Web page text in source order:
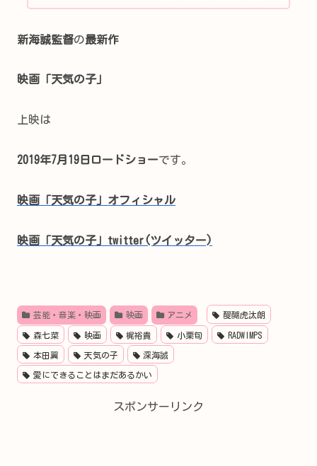
新海誠監督の最新作
映画「天気の子」
上映は
2019年7月19日ロードショーです。
映画「天気の子」オフィシャル
映画「天気の子」twitter(ツイッター)
芸能・音楽・映画 映画 アニメ 醍醐虎汰朗
森七菜 映画 梶裕貴 小栗旬 RADWIMPS
本田翼 天気の子 深海誠
愛にできることはまだあるかい
スポンサーリンク